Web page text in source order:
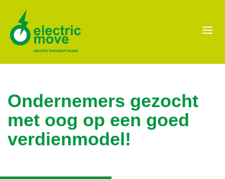
Ondernemers gezocht
met oog op een goed
verdienmodel!